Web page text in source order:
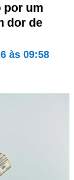
por um
dor de
às 09:58